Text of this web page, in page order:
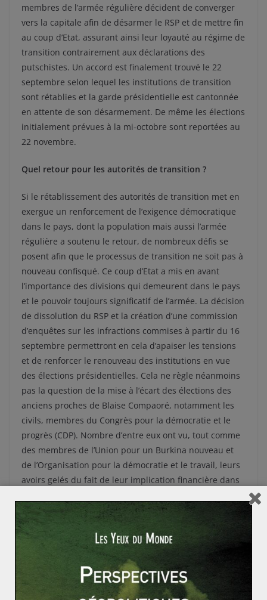
membres de l’armée régulière décident de converger
vers la capitale afin de désarmer le RSP et de mettre fin
au coup d’Etat, assurant ainsi leur loyauté au régime de
transition contrairement aux déclarations des
putschistes. Un accord est finalement trouvé le 22
septembre selon lequel les institutions de transition
sont rétablies et la garde présidentielle est cantonnée
en attente de son désarmement. De même les élections
initialement prévues à la mi-octobre sont reportées au
22 novembre.
Quel retour pour les autorités de transition ?
Si le rétablissement des autorités de transition met en
exergue un renforcement de l’exigence démocratique
dans le pays, dont la population mais aussi l’armée
régulière a soutenu le retour, de nombreux défis se
posent afin que le processus de transition ne soit pas à
nouveau confisqué. Ce coup d’Etat a mis en avant
l’importance des divisions qui demeurent dans le pays
et le pouvoir toujours significatif de l’armée. La décision
de dissolution du RSP et la création d’une commission
d’enquêtes sur les infractions commises à partir du 16
septembre permettront en cela d’apaiser les tensions
et de renforcer le renouveau des institutions en vue
des élections présidentielles. Cela ne règle néanmoins
pas la question de la mise à l’écart des élections des
anciens proches de Blaise Compaoré, notamment les
civils, membres du Congrès pour la démocratie et le
progrès (CDP). Nombre d’entre eux ont vu, tout comme
des membres de l’Union pour un Burkina nouveau et
de l’Organisation pour la démocratie et le travail, leurs
avoirs gelés du fait de leur implication financière dans
illustrent ainsi l’ancrage réel processus enclenché fin
2014. Le rétablissement des autorités de transition
revêt également un enjeu régional et géopolitique
important dans un espace où neuf élections
présidentielles auront lieu d’ici à 2016, et où de
nombreux chefs d’Etats tentent de se maintenir de